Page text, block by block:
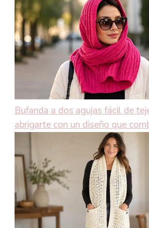
Bufanda a dos agujas fácil de
abrigarte con un diseño que